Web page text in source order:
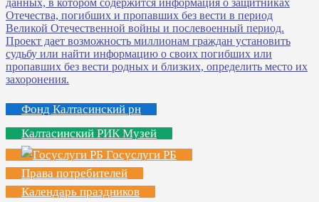
Фонд Калтасинский рн
Калтасинский РИК Музей
Госуслуги РБ
Права потребителей
Календарь праздников